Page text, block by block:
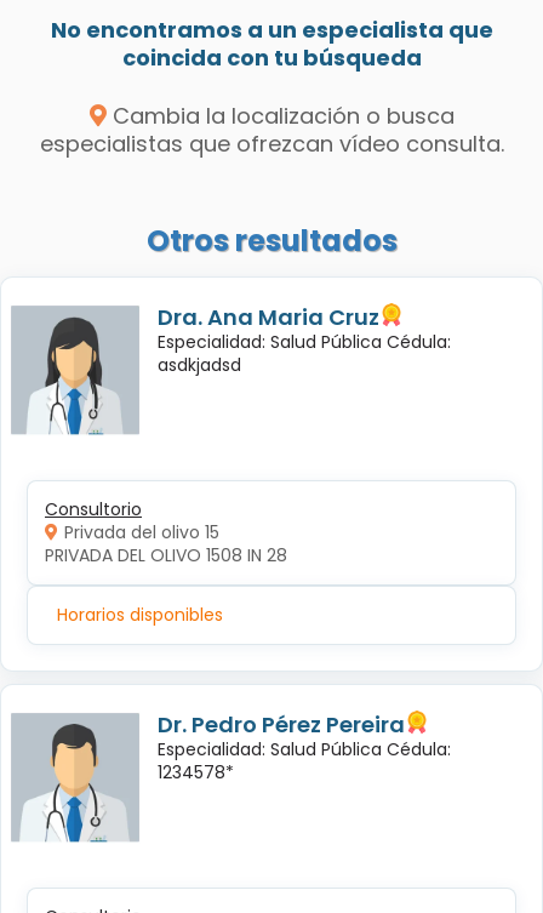
No encontramos a un especialista que
coincida con tu búsqueda
Cambia la localización o busca
especialistas que ofrezcan vídeo consulta.
Otros resultados
Dra. Ana Maria Cruz
Especialidad: Salud Pública Cédula:
asdkjadsd
Consultorio
Privada del olivo 15
PRIVADA DEL OLIVO 1508 IN 28
Horarios disponibles
Dr. Pedro Pérez Pereira
Especialidad: Salud Pública Cédula:
1234578*